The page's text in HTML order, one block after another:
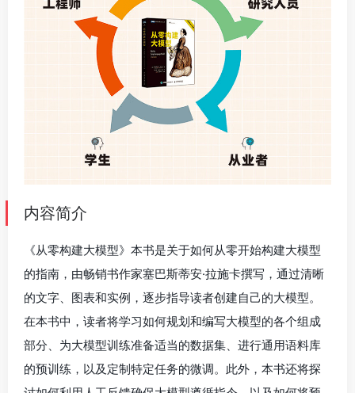
内容简介
《从零构建大模型》本书是关于如何从零开始构建大模型
的指南，由畅销书作家塞巴斯蒂安·拉施卡撰写，通过清晰
的文字、图表和实例，逐步指导读者创建自己的大模型。
在本书中，读者将学习如何规划和编写大模型的各个组成
部分、为大模型训练准备适当的数据集、进行通用语料库
的预训练，以及定制特定任务的微调。此外，本书还将探